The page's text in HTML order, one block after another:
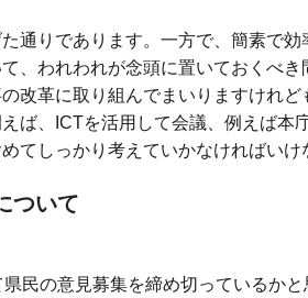
りであります。一方で、簡素で効
、われわれが念頭に置いておくべき
改革に取り組んでまいりますけれ
ば、ICTを活用して会議、例えば本
てしっかり考えていかなければいけ
ついて
民の意見募集を締め切っているか